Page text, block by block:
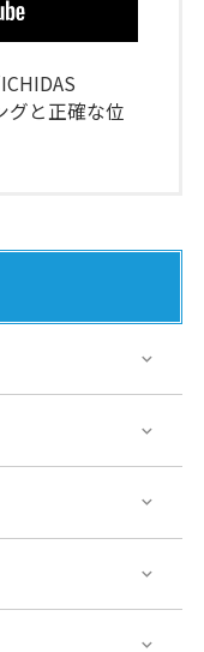
グと正確な位